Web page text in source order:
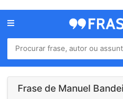
Menu
Home
Autores
Frase de Manuel